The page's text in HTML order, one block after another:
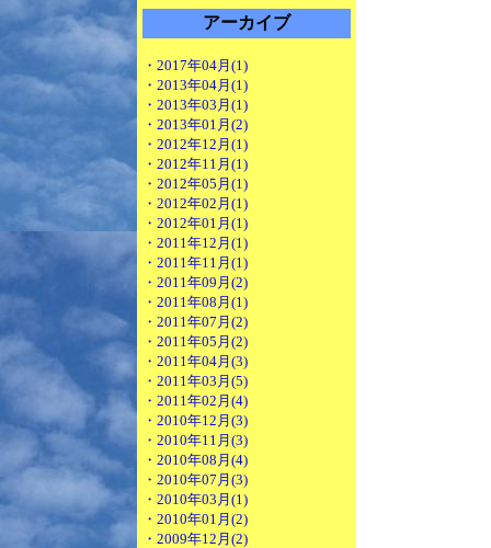
アーカイブ
・2017年04月(1)
・2013年04月(1)
・2013年03月(1)
・2013年01月(2)
・2012年12月(1)
・2012年11月(1)
・2012年05月(1)
・2012年02月(1)
・2012年01月(1)
・2011年12月(1)
・2011年11月(1)
・2011年09月(2)
・2011年08月(1)
・2011年07月(2)
・2011年05月(2)
・2011年04月(3)
・2011年03月(5)
・2011年02月(4)
・2010年12月(3)
・2010年11月(3)
・2010年08月(4)
・2010年07月(3)
・2010年03月(1)
・2010年01月(2)
・2009年12月(2)